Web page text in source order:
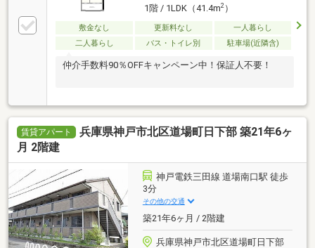
1階 / 1LDK（41.4m2）
敷金なし 更新料なし
一人暮らし
二人暮らし
バス・トイレ別 駐車場(近隣含)
仲介手数料90％OFFキャンペーン中！保証人不要！
賃貸アパート
兵庫県神戸市北区道場町日下部 築21年6ヶ
月 2階建
神戸電鉄三田線 道場南口駅 徒歩
3分
その他の交通
築21年6ヶ月 / 2階建
兵庫県神戸市北区道場町日下部